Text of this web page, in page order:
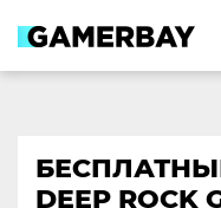
content
DEEP ROCK